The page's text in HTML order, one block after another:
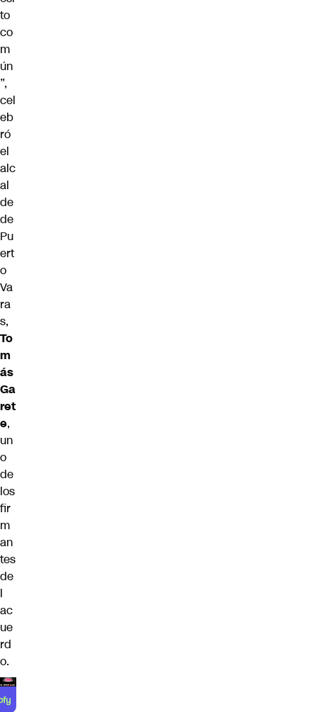
to
co
m
ún
”,
cel
eb
ró
el
alc
al
de
de
Pu
ert
o
Va
ra
s,
To
m
ás
Ga
ret
e,
un
o
de
los
fir
m
an
tes
de
l
ac
ue
rd
o.